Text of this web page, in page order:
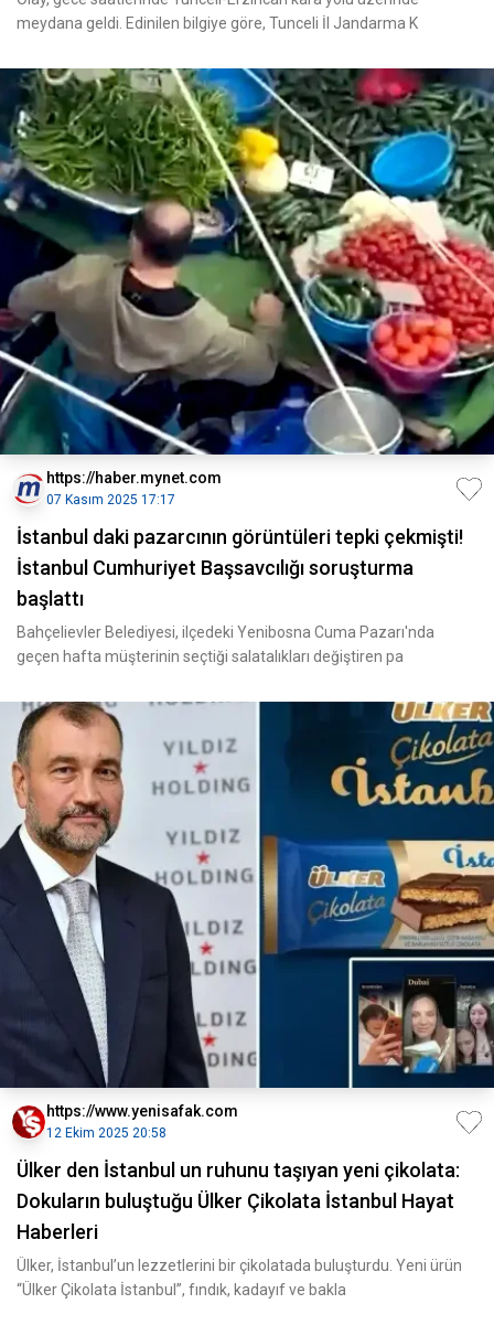
meydana geldi. Edinilen bilgiye göre, Tunceli İl Jandarma K
https://haber.mynet.com
07 Kasım 2025 17:17
İstanbul daki pazarcının görüntüleri tepki çekmişti!
İstanbul Cumhuriyet Başsavcılığı soruşturma
başlattı
Bahçelievler Belediyesi, ilçedeki Yenibosna Cuma Pazarı'nda
geçen hafta müşterinin seçtiği salatalıkları değiştiren pa
https://www.yenisafak.com
12 Ekim 2025 20:58
Ülker den İstanbul un ruhunu taşıyan yeni çikolata:
Dokuların buluştuğu Ülker Çikolata İstanbul Hayat
Haberleri
Ülker, İstanbul’un lezzetlerini bir çikolatada buluşturdu. Yeni ürün
“Ülker Çikolata İstanbul”, fındık, kadayıf ve bakla